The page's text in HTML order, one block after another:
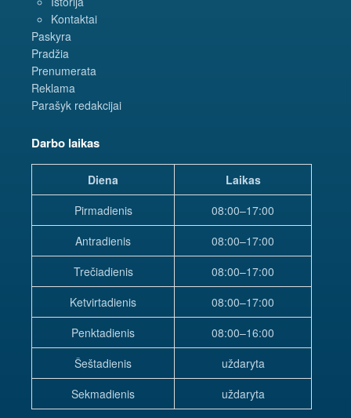
Kontaktai
Paskyra
Pradžia
Prenumerata
Reklama
Parašyk redakcijai
Darbo laikas
Diena
Laikas
Pirmadienis
08:00–17:00
Antradienis
08:00–17:00
Trečiadienis
08:00–17:00
Ketvirtadienis
08:00–17:00
Penktadienis
08:00–16:00
Šeštadienis
uždaryta
Sekmadienis
uždaryta